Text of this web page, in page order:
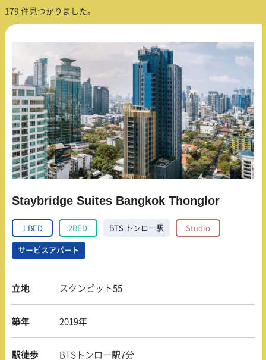
179 件見つかりました。
Staybridge Suites Bangkok Thonglor
1 BED 2BED BTS トンロー駅 Studio
サービスアパート
立地 スクンビット55
築年 2019年
駅徒歩 BTSトンロー駅7分